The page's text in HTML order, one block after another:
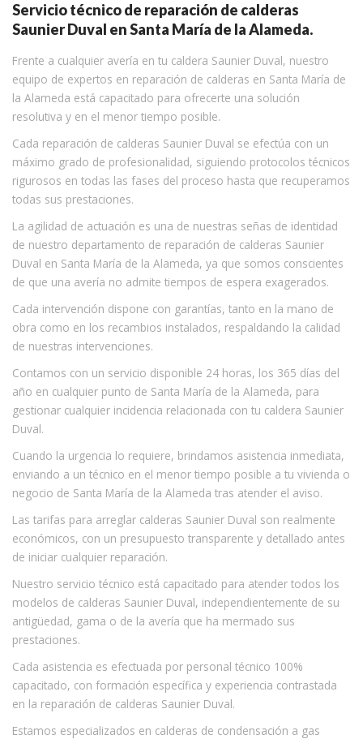
Servicio técnico de reparación de calderas
Saunier Duval en Santa María de la Alameda.
Frente a cualquier avería en tu caldera Saunier Duval, nuestro
equipo de expertos en reparación de calderas en Santa María de
la Alameda está capacitado para ofrecerte una solución
resolutiva y en el menor tiempo posible.
Cada reparación de calderas Saunier Duval se efectúa con un
máximo grado de profesionalidad, siguiendo protocolos técnicos
rigurosos en todas las fases del proceso hasta que recuperamos
todas sus prestaciones.
La agilidad de actuación es una de nuestras señas de identidad
de nuestro departamento de reparación de calderas Saunier
Duval en Santa María de la Alameda, ya que somos conscientes
de que una avería no admite tiempos de espera exagerados.
Cada intervención dispone con garantías, tanto en la mano de
obra como en los recambios instalados, respaldando la calidad
de nuestras intervenciones.
Contamos con un servicio disponible 24 horas, los 365 días del
año en cualquier punto de Santa María de la Alameda, para
gestionar cualquier incidencia relacionada con tu caldera Saunier
Duval.
Cuando la urgencia lo requiere, brindamos asistencia inmediata,
enviando a un técnico en el menor tiempo posible a tu vivienda o
negocio de Santa María de la Alameda tras atender el aviso.
Las tarifas para arreglar calderas Saunier Duval son realmente
económicos, con un presupuesto transparente y detallado antes
de iniciar cualquier reparación.
Nuestro servicio técnico está capacitado para atender todos los
modelos de calderas Saunier Duval, independientemente de su
antigüedad, gama o de la avería que ha mermado sus
prestaciones.
Cada asistencia es efectuada por personal técnico 100%
capacitado, con formación específica y experiencia contrastada
en la reparación de calderas Saunier Duval.
Estamos especializados en calderas de condensación a gas